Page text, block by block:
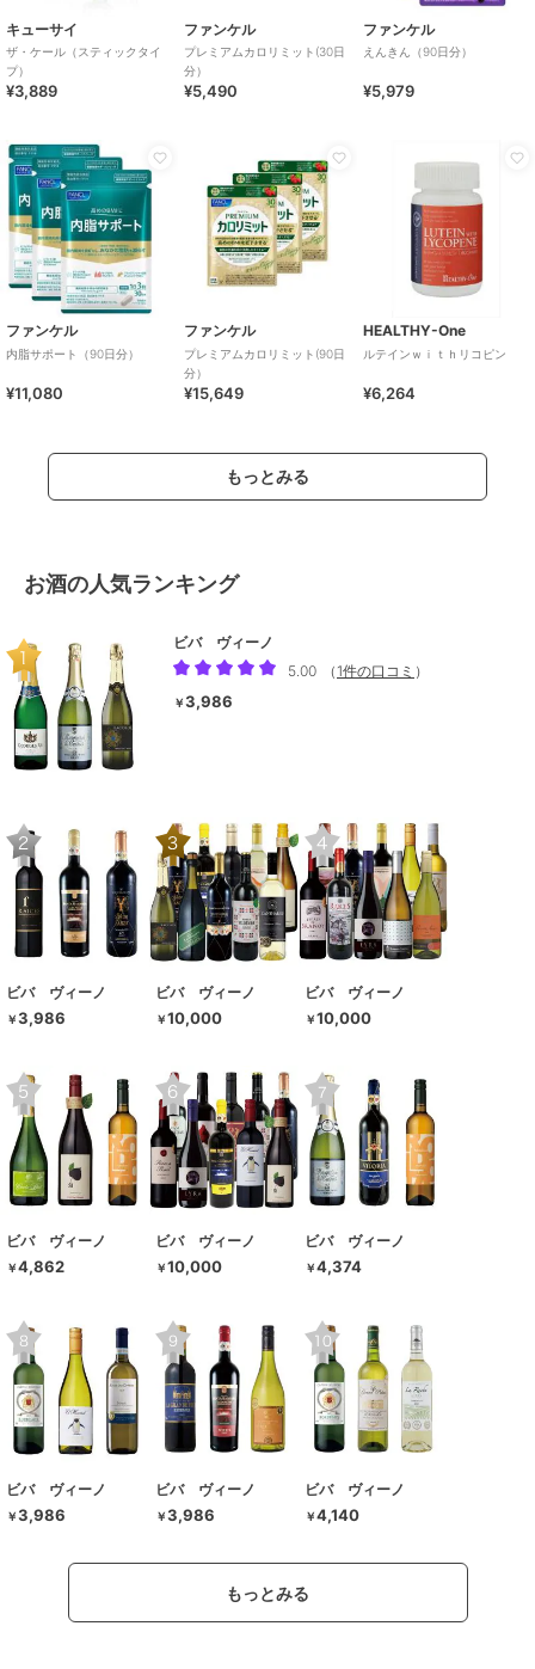
キューサイ
ザ・ケール（スティックタイ
プ）
¥3,889
ファンケル
プレミアムカロリミット(30日
分）
¥5,490
ファンケル
えんきん（90日分）
¥5,979
ファンケル
内脂サポート（90日分）
¥11,080
ファンケル
プレミアムカロリミット(90日
分）
¥15,649
HEALTHY-One
ルテインｗｉｔｈリコピン
¥6,264
もっとみる
お酒の人気ランキング
ビバ ヴィーノ
5.00
（ 1件の口コミ ）
￥3,986
ビバ ヴィーノ
￥3,986
ビバ ヴィーノ
￥10,000
ビバ ヴィーノ
￥10,000
ビバ ヴィーノ
￥4,862
ビバ ヴィーノ
￥10,000
ビバ ヴィーノ
￥4,374
ビバ ヴィーノ
￥3,986
ビバ ヴィーノ
￥3,986
ビバ ヴィーノ
￥4,140
もっとみる